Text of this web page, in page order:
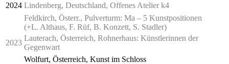
2024 Lindenberg, Deutschland, Offenes Atelier k4
Feldkirch, Österr., Pulverturm: Ma – 5 Kunstpositionen
(+L. Althaus, F. Rüf, B. Konzett, S. Stadler)
2023
Lauterach, Österreich, Rohnerhaus: Künstlerinnen der
Gegenwart
Wolfurt, Österreich, Kunst im Schloss